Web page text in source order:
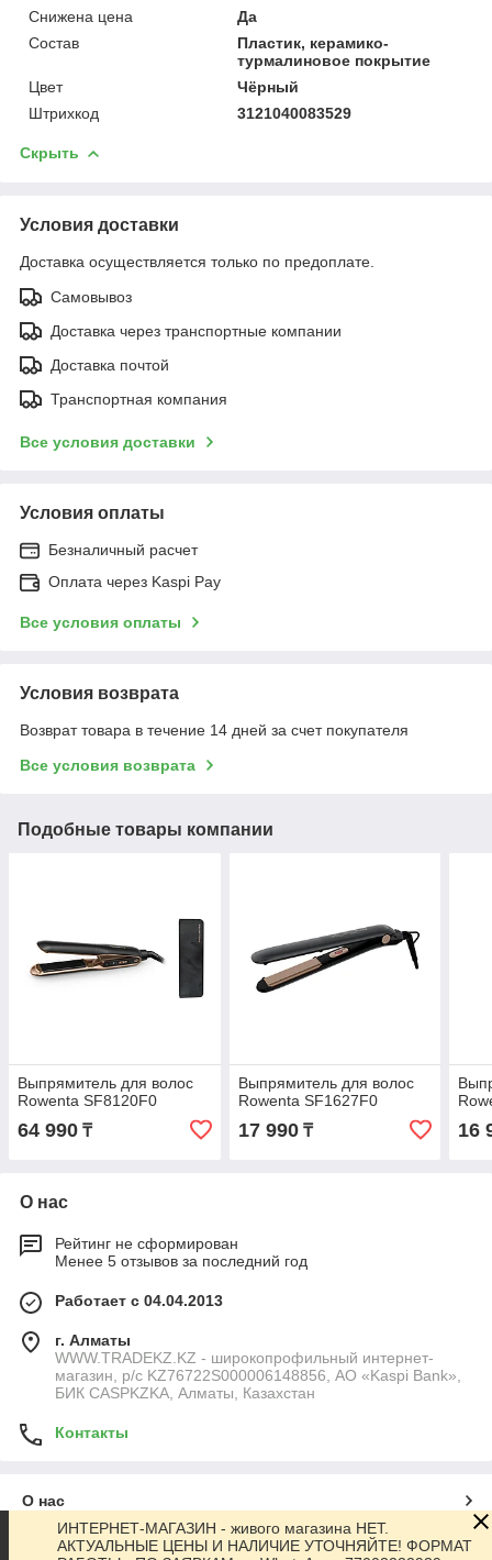
Снижена цена
Да
Состав
Пластик, керамико-
турмалиновое покрытие
Цвет
Чёрный
Штрихкод
3121040083529
Скрыть
Условия доставки
Доставка осуществляется только по предоплате.
Самовывоз
Доставка через транспортные компании
Доставка почтой
Транспортная компания
Все условия доставки
Условия оплаты
Безналичный расчет
Оплата через Kaspi Pay
Все условия оплаты
Условия возврата
Возврат товара в течение 14 дней за счет покупателя
Все условия возврата
Подобные товары компании
Выпрямитель для волос
Rowenta SF8120F0
64 990 ₸
Выпрямитель для волос
Rowenta SF1627F0
17 990₸ 16
О нас
Рейтинг не сформирован
Менее 5 отзывов за последний год
Работает с 04.04.2013
г. Алматы
WWW.TRADEKZ.KZ - широкопрофильный интернет-
магазин, р/с KZ76722S000006148856, АО «Kaspi Bank»,
БИК CASPKZKA, Алматы, Казахстан
Контакты
О нас
Контакты
ИНТЕРНЕТ-МАГАЗИН - живого магазина НЕТ.
АКТУАЛЬНЫЕ ЦЕНЫ И НАЛИЧИЕ УТОЧНЯЙТЕ! ФОРМАТ